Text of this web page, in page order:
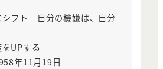
フト 自分の機嫌は、自分
UPする
年11月19日